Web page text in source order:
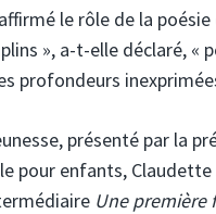
le rôle de la
», a-t-elle déclaré, «
profondeurs
présenté par la
pour enfants, Claudette
Une